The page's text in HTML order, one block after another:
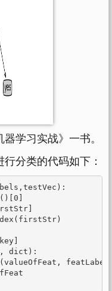
学习实战》一书。
分类的代码如下：
dict):